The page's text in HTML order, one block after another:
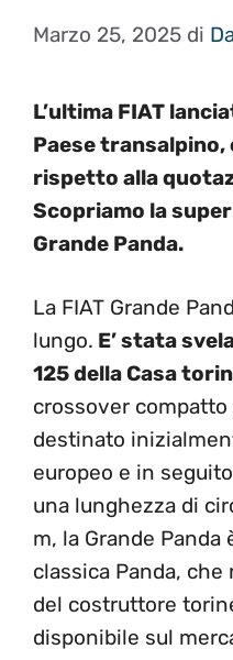
Marzo 25, 2025 di
L’ultima FIAT
Paese
rispetto alla
Scopriamo la
Grande Panda.
La FIAT Grande
lungo. E’ stata
125 della Casa
crossover
destinato
europeo e in
una lunghezza di
m, la Grande Panda
classica Panda,
del costruttore
disponibile sul